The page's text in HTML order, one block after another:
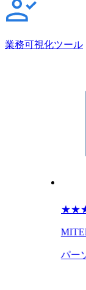
業務可視化ツール
★★
パー